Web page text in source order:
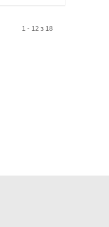
1 - 12 з 18